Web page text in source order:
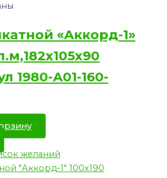
«Аккорд-1»
1980-А01-160-
желаний